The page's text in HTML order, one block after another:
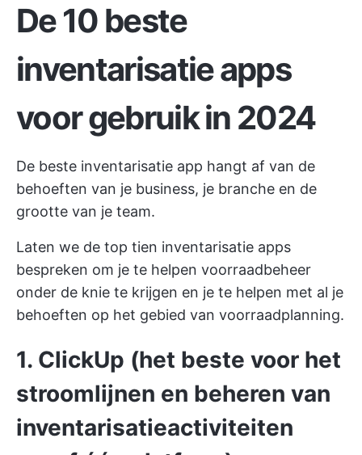
De 10 beste
inventarisatie apps
voor gebruik in 2024
De beste inventarisatie app hangt af van de
behoeften van je business, je branche en de
grootte van je team.
Laten we de top tien inventarisatie apps
bespreken om je te helpen voorraadbeheer
onder de knie te krijgen en je te helpen met al je
behoeften op het gebied van voorraadplanning.
1. ClickUp (het beste voor het
stroomlijnen en beheren van
inventarisatieactiviteiten